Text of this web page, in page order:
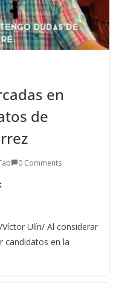
en
de
0 Comments
Ulín/ Al considerar
candidatos en la